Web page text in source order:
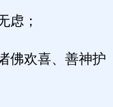
虑；
佛欢喜、善神护